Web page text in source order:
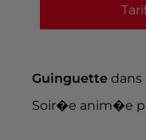
Guinguette dans
Soir�e anim�e